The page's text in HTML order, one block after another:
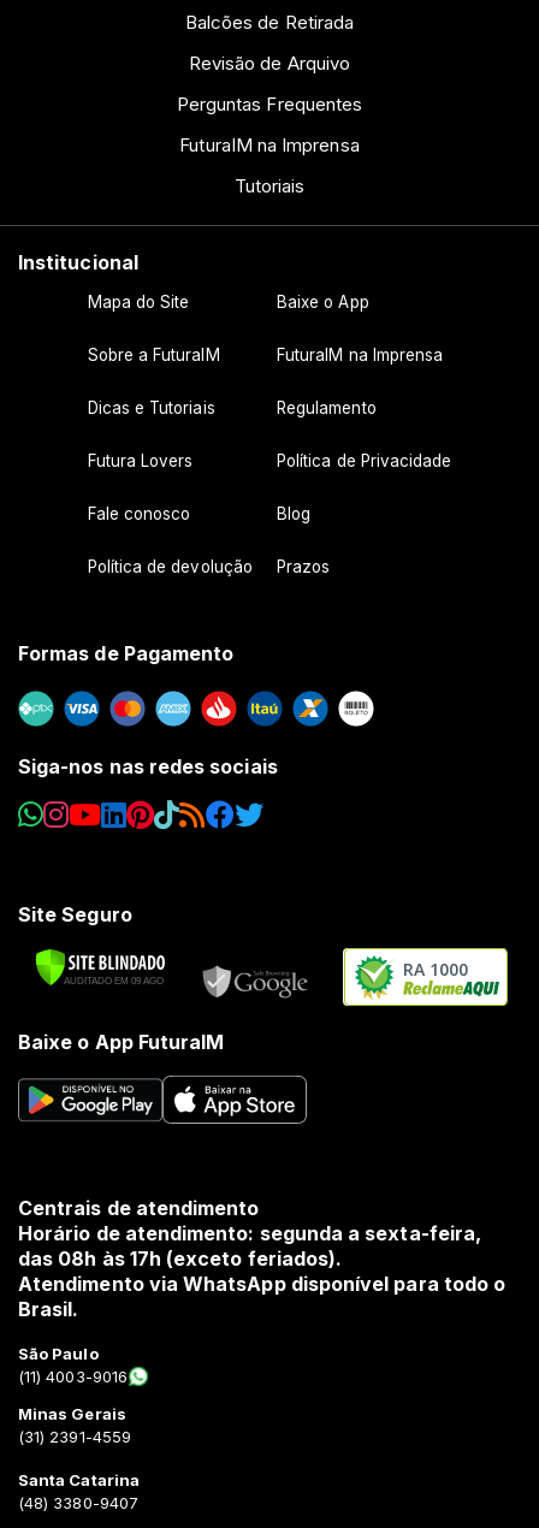
Balcões de Retirada
Revisão de Arquivo
Perguntas Frequentes
FuturaIM na Imprensa
Tutoriais
Institucional
Mapa do Site Baixe o App
Sobre a FuturaIM FuturaIM na Imprensa
Dicas e Tutoriais Regulamento
Futura Lovers Política de Privacidade
Fale conosco Blog
Política de devolução Prazos
Formas de Pagamento
Siga-nos nas redes sociais
Site Seguro
RA 1000
Baixe o App FuturaIM
Centrais de atendimento
Horário de atendimento: segunda a sexta-feira,
das 08h às 17h (exceto feriados).
Atendimento via WhatsApp disponível para todo o
Brasil.
São Paulo
(11) 4003-9016
Minas Gerais
(31) 2391-4559
Santa Catarina
(48) 3380-9407